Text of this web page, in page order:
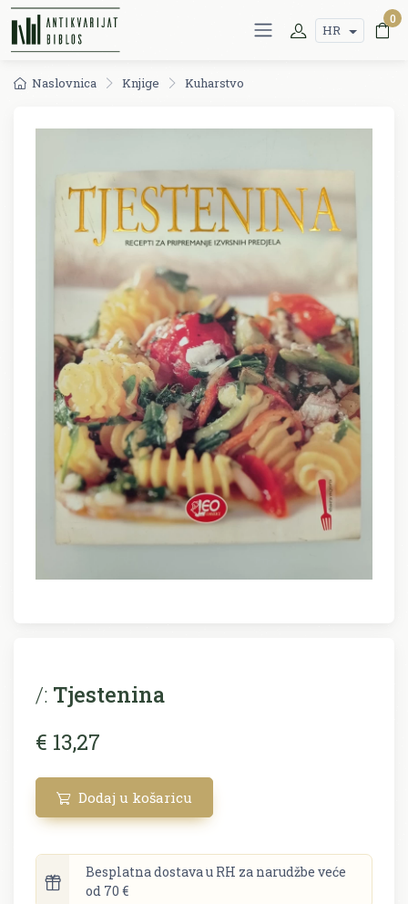
HR
0
Naslovnica Knjige Kuharstvo
/: Tjestenina
€ 13,27
Dodaj u košaricu
Besplatna dostava u RH za narudžbe veće
od 70 €